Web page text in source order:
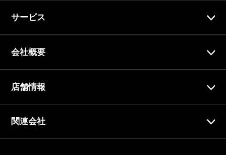
サービス
会社概要
店舗情報
関連会社